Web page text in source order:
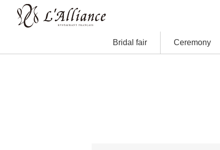
Bridal fair Ceremony